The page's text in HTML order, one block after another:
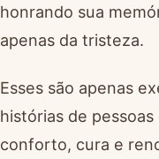
honrando sua
apenas da tristeza.
Esses são apenas
histórias de
conforto, cura e